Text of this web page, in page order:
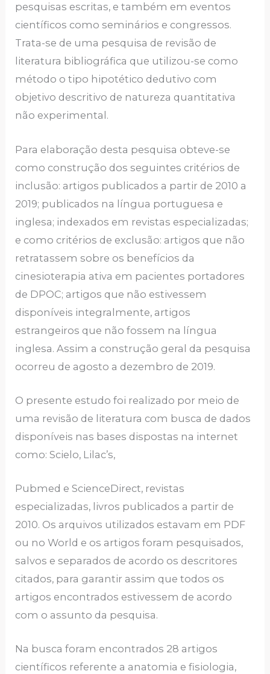
pesquisas escritas, e também em eventos
científicos como seminários e congressos.
Trata-se de uma pesquisa de revisão de
literatura bibliográfica que utilizou-se como
método o tipo hipotético dedutivo com
objetivo descritivo de natureza quantitativa
não experimental.
Para elaboração desta pesquisa obteve-se
como construção dos seguintes critérios de
inclusão: artigos publicados a partir de 2010 a
2019; publicados na língua portuguesa e
inglesa; indexados em revistas especializadas;
e como critérios de exclusão: artigos que não
retratassem sobre os benefícios da
cinesioterapia ativa em pacientes portadores
de DPOC; artigos que não estivessem
disponíveis integralmente, artigos
estrangeiros que não fossem na língua
inglesa. Assim a construção geral da pesquisa
ocorreu de agosto a dezembro de 2019.
O presente estudo foi realizado por meio de
uma revisão de literatura com busca de dados
disponíveis nas bases dispostas na internet
como: Scielo, Lilac’s,
Pubmed e ScienceDirect, revistas
especializadas, livros publicados a partir de
2010. Os arquivos utilizados estavam em PDF
ou no World e os artigos foram pesquisados,
salvos e separados de acordo os descritores
citados, para garantir assim que todos os
artigos encontrados estivessem de acordo
com o assunto da pesquisa.
Na busca foram encontrados 28 artigos
científicos referente a anatomia e fisiologia,